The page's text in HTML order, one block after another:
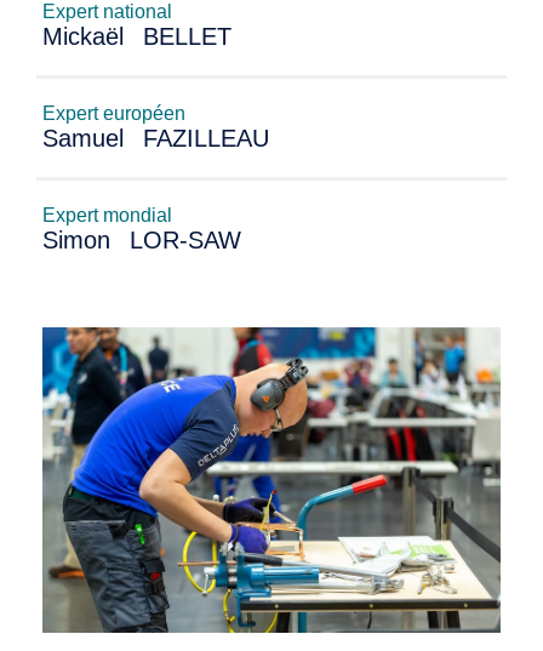
Expert national
Mickaël BELLET
Expert européen
Samuel FAZILLEAU
Expert mondial
Simon LOR-SAW